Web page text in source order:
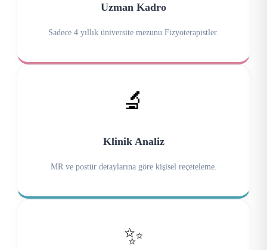
Uzman Kadro
Sadece 4 yıllık üniversite mezunu Fizyoterapistler.
🔬
Klinik Analiz
MR ve postür detaylarına göre kişisel reçeteleme.
✨